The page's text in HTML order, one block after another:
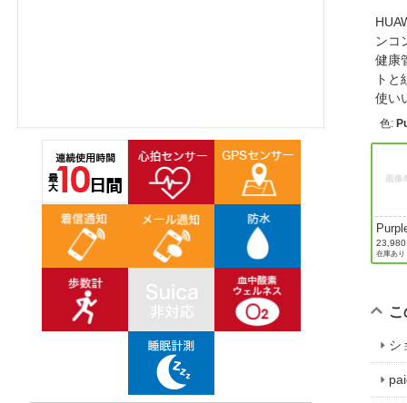
ンコ
健康
ト
使
色:
在庫あり
シ